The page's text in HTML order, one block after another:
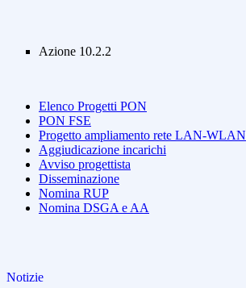
Azione 10.2.2
Elenco Progetti PON
PON FSE
Progetto ampliamento rete LAN-WLAN
Aggiudicazione incarichi
Avviso progettista
Disseminazione
Nomina RUP
Nomina DSGA e AA
Notizie